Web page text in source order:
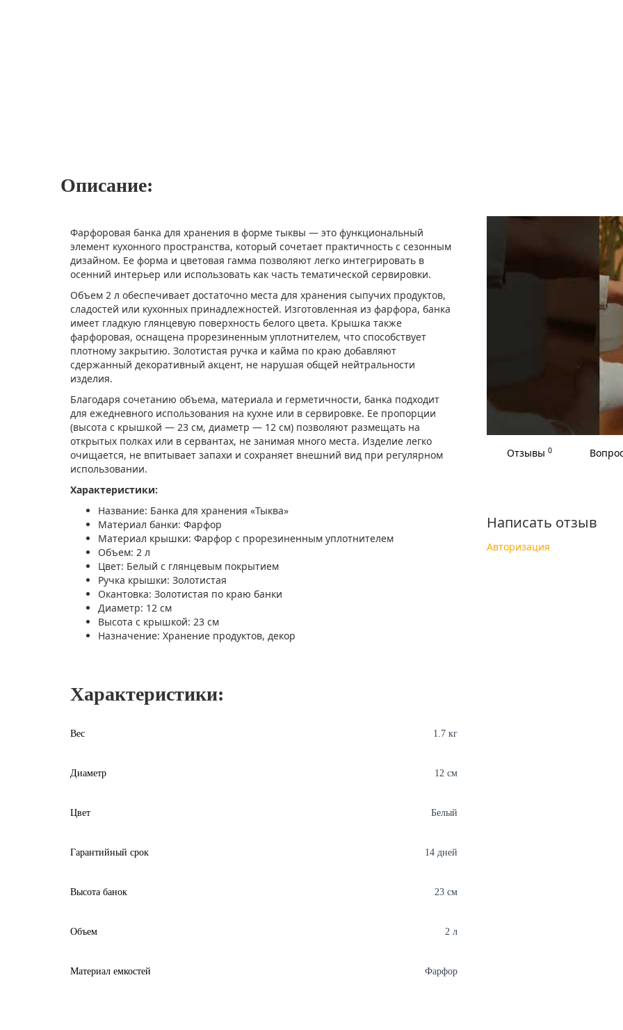
Описание:
Фарфоровая банка для хранения в форме тыквы — это функциональный
элемент кухонного пространства, который сочетает практичность с сезонным
дизайном. Ее форма и цветовая гамма позволяют легко интегрировать в
осенний интерьер или использовать как часть тематической сервировки.
Объем 2 л обеспечивает достаточно места для хранения сыпучих продуктов,
сладостей или кухонных принадлежностей. Изготовленная из фарфора, банка
имеет гладкую глянцевую поверхность белого цвета. Крышка также
фарфоровая, оснащена прорезиненным уплотнителем, что способствует
плотному закрытию. Золотистая ручка и кайма по краю добавляют
сдержанный декоративный акцент, не нарушая общей нейтральности
изделия.
Благодаря сочетанию объема, материала и герметичности, банка подходит
для ежедневного использования на кухне или в сервировке. Ее пропорции
(высота с крышкой — 23 см, диаметр — 12 см) позволяют размещать на
открытых полках или в сервантах, не занимая много места. Изделие легко
очищается, не впитывает запахи и сохраняет внешний вид при регулярном
использовании.
Характеристики:
Название: Банка для хранения «Тыква»
Материал банки: Фарфор
Материал крышки: Фарфор с прорезиненным уплотнителем
Объем: 2 л
Цвет: Белый с глянцевым покрытием
Ручка крышки: Золотистая
Окантовка: Золотистая по краю банки
Диаметр: 12 см
Высота с крышкой: 23 см
Назначение: Хранение продуктов, декор
Характеристики:
Вес 1.7 кг
Диаметр 12 см
Цвет Белый
Гарантийный срок 14 дней
Высота банок 23 см
Объем 2 л
Материал емкостей Фарфор
Отзывы 0
Написать отзыв
Авторизация